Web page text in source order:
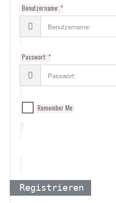
Benutzername:
Passwort:
Remember Me
Registrieren